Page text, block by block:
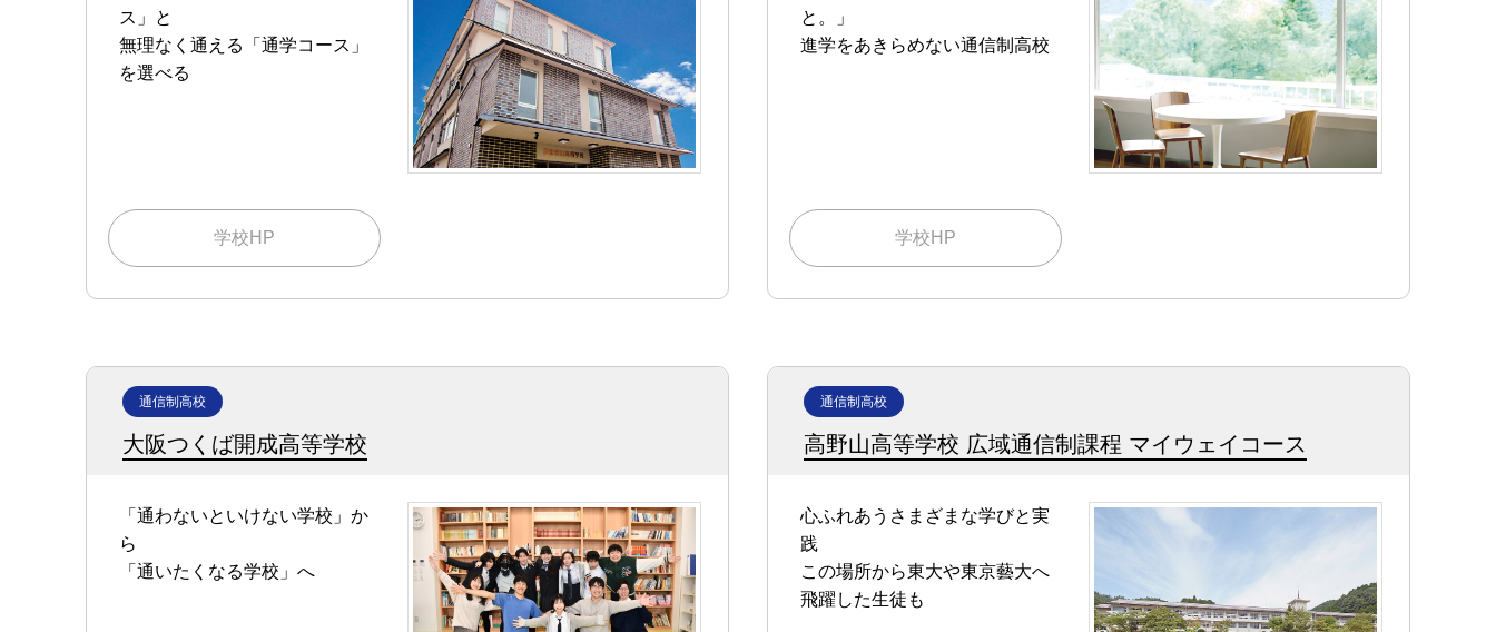
ス」と
無理なく通える「通学コース」
を選べる
学校HP
と。」
進学をあきらめない通信制高校
学校HP
通信制高校
大阪つくば開成高等学校
「通わないといけない学校」か
ら
「通いたくなる学校」へ
通信制高校
高野山高等学校 広域通信制課程 マイウェイコース
心ふれあうさまざまな学びと実
践
この場所から東大や東京藝大へ
飛躍した生徒も